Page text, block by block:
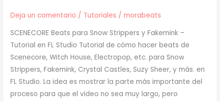
Deja un comentario / Tutoriales /morabeats
SCENECORE Beats para Snow Strippers y Fakemink –
Tutorial en FL Studio Tutorial de cómo hacer beats de
Scenecore, Witch House, Electropop, etc. para Snow
Strippers, Fakemink, Crystal Castles, Suzy Sheer, y más. en
FL Studio. La idea es mostrar la parte más importante del
proceso para que el video no sea muy largo, pero